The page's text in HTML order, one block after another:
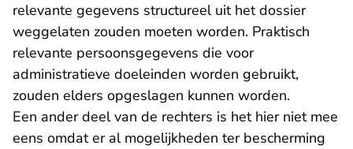
relevante gegevens structureel uit het dossier
weggelaten zouden moeten worden. Praktisch
relevante persoonsgegevens die voor
administratieve doeleinden worden gebruikt,
zouden elders opgeslagen kunnen worden.
Een ander deel van de rechters is het hier niet mee
eens omdat er al mogelijkheden ter bescherming